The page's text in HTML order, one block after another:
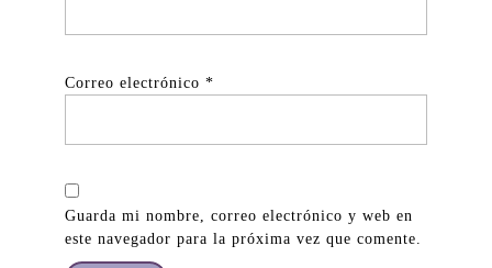
Correo electrónico *
Guarda mi nombre, correo electrónico y web en
este navegador para la próxima vez que comente.